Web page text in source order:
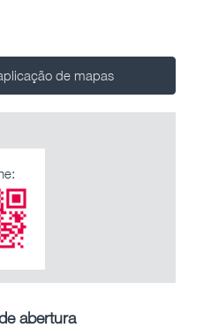
de mapas
abertura